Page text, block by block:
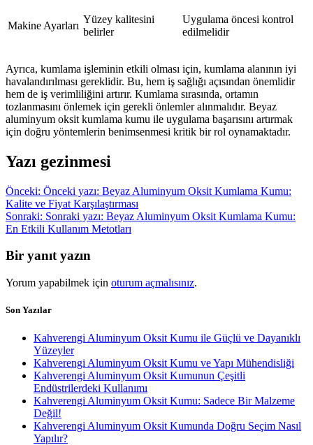
Makine Ayarları
Yüzey kalitesini
belirler
Uygulama öncesi kontrol
edilmelidir
Ayrıca, kumlama işleminin etkili olması için, kumlama alanının iyi
havalandırılması gereklidir. Bu, hem iş sağlığı açısından önemlidir
hem de iş verimliliğini artırır. Kumlama sırasında, ortamın
tozlanmasını önlemek için gerekli önlemler alınmalıdır. Beyaz
aluminyum oksit kumlama kumu ile uygulama başarısını artırmak
için doğru yöntemlerin benimsenmesi kritik bir rol oynamaktadır.
Yazı gezinmesi
Önceki: Önceki yazı: Beyaz Aluminyum Oksit Kumlama Kumu:
Kalite ve Fiyat Karşılaştırması
Sonraki: Sonraki yazı: Beyaz Aluminyum Oksit Kumlama Kumu:
En Etkili Kullanım Metotları
Bir yanıt yazın
Yorum yapabilmek için oturum açmalısınız.
Son Yazılar
Kahverengi Aluminyum Oksit Kumu ile Güçlü ve Dayanıklı
Yüzeyler
Kahverengi Aluminyum Oksit Kumu ve Yapı Mühendisliği
Kahverengi Aluminyum Oksit Kumunun Çeşitli
Endüstrilerdeki Kullanımı
Kahverengi Aluminyum Oksit Kumu: Sadece Bir Malzeme
Değil!
Kahverengi Aluminyum Oksit Kumunda Doğru Seçim Nasıl
Yapılır?